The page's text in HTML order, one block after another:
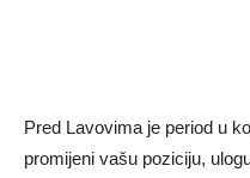
Pred Lavovima je period u
promijeni vašu poziciju,